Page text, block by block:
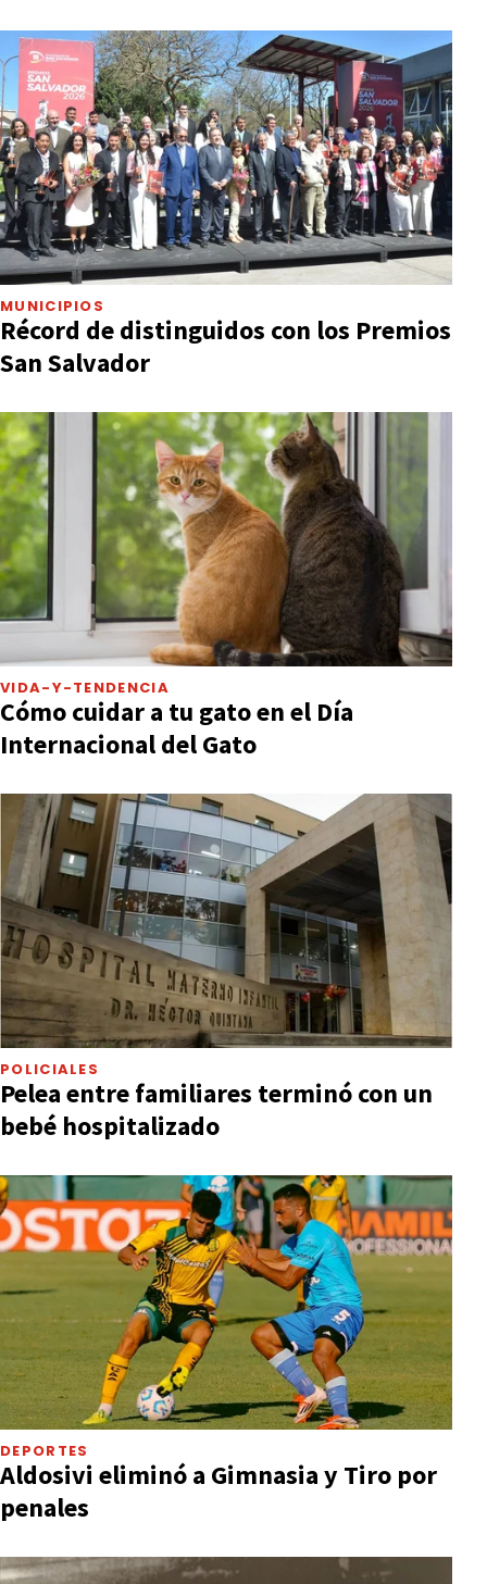
MUNICIPIOS
Récord de distinguidos con los Premios
San Salvador
VIDA-Y-TENDENCIA
Cómo cuidar a tu gato en el Día
Internacional del Gato
POLICIALES
Pelea entre familiares terminó con un
bebé hospitalizado
DEPORTES
Aldosivi eliminó a Gimnasia y Tiro por
penales